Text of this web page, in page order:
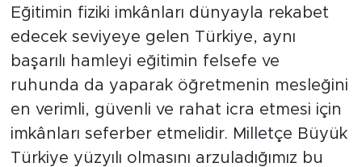
Eğitimin fiziki imkânları dünyayla rekabet
edecek seviyeye gelen Türkiye, aynı
başarılı hamleyi eğitimin felsefe ve
ruhunda da yaparak öğretmenin mesleğini
en verimli, güvenli ve rahat icra etmesi için
imkânları seferber etmelidir. Milletçe Büyük
Türkiye yüzyılı olmasını arzuladığımız bu